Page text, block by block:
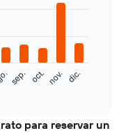
sep. oct. nov. dic.
para reservar un